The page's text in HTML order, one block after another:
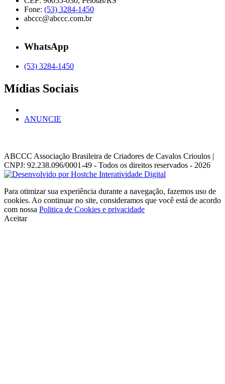
Fone: (53) 3284-1450
abccc@abccc.com.br
WhatsApp
(53) 3284-1450
Mídias Sociais
ANUNCIE
ABCCC Associação Brasileira de Criadores de Cavalos Crioulos |
CNPJ: 92.238.096/0001-49 - Todos os direitos reservados - 2026
Para otimizar sua experiência durante a navegação, fazemos uso de
cookies. Ao continuar no site, consideramos que você está de acordo
com nossa Politica de Cookies e privacidade
Aceitar